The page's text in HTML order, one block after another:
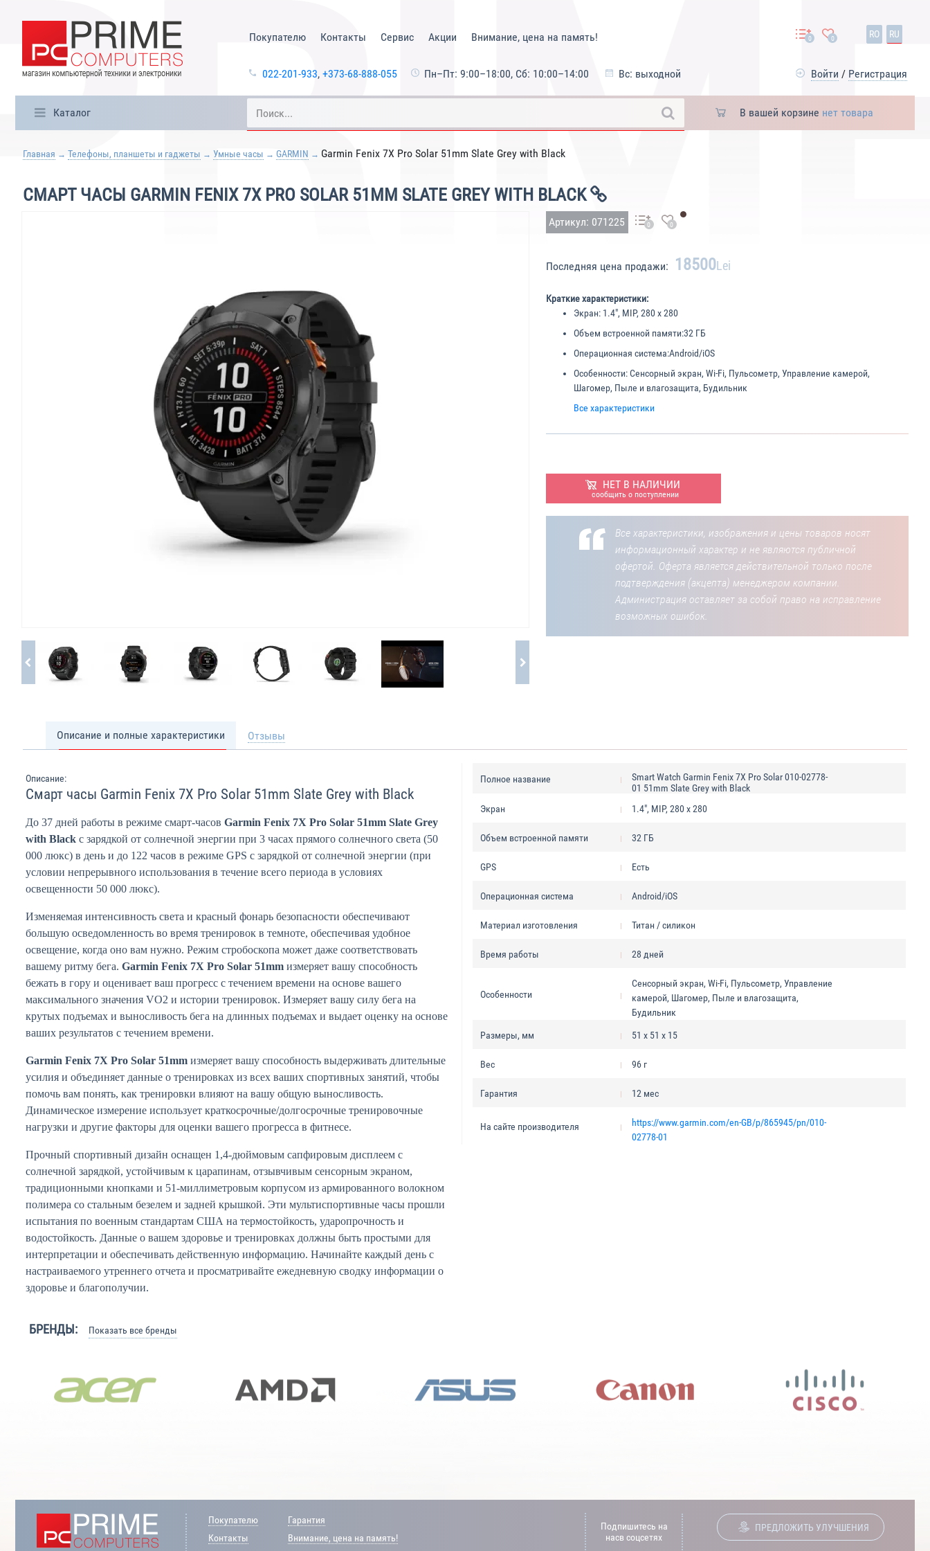
Покупателю Контакты Сервис Акции Внимание, цена на память!
022-201-933, +373-68-888-055 Пн–Пт: 9:00–18:00, Сб: 10:00–14:00 Вс: выходной
0 0 RO RU
Войти / Регистрация
Каталог В вашей корзине нет товара
Главная Телефоны, планшеты и гаджеты Умные часы GARMIN Garmin Fenix 7X Pro Solar 51mm Slate Grey with Black
СМАРТ ЧАСЫ GARMIN FENIX 7X PRO SOLAR 51MM SLATE GREY WITH BLACK
Артикул: 071225 0 0
Последняя цена продажи: 18500Lei
Краткие характеристики:
Экран:1.4", MIP, 280 x 280
Объем встроенной памяти:32 ГБ
Операционная система:Android/iOS
Особенности:Сенсорный экран, Wi-Fi, Пульсометр, Управление камерой,
Шагомер, Пыле и влагозащита, Будильник
Все характеристики
НЕТ В НАЛИЧИИ
сообщить о поступлении
Все характеристики, изображения и цены товаров носят
информационный характер и не являются публичной
офертой. Оферта является действительной только после
подтверждения (акцепта) менеджером компании.
Администрация оставляет за собой право на исправление
возможных ошибок.
Описание и полные характеристики Отзывы
Описание:
Смарт часы Garmin Fenix 7X Pro Solar 51mm Slate Grey with Black
До 37 дней работы в режиме смарт-часов Garmin Fenix 7X Pro Solar 51mm Slate Grey
with Black с зарядкой от солнечной энергии при 3 часах прямого солнечного света (50
000 люкс) в день и до 122 часов в режиме GPS с зарядкой от солнечной энергии (при
условии непрерывного использования в течение всего периода в условиях
освещенности 50 000 люкс).
Изменяемая интенсивность света и красный фонарь безопасности обеспечивают
большую осведомленность во время тренировок в темноте, обеспечивая удобное
освещение, когда оно вам нужно. Режим стробоскопа может даже соответствовать
вашему ритму бега. Garmin Fenix 7X Pro Solar 51mm измеряет вашу способность
бежать в гору и оценивает ваш прогресс с течением времени на основе вашего
максимального значения VO2 и истории тренировок. Измеряет вашу силу бега на
крутых подъемах и выносливость бега на длинных подъемах и выдает оценку на основе
ваших результатов с течением времени.
Garmin Fenix 7X Pro Solar 51mm измеряет вашу способность выдерживать длительные
усилия и объединяет данные о тренировках из всех ваших спортивных занятий, чтобы
помочь вам понять, как тренировки влияют на вашу общую выносливость.
Динамическое измерение использует краткосрочные/долгосрочные тренировочные
нагрузки и другие факторы для оценки вашего прогресса в фитнесе.
Прочный спортивный дизайн оснащен 1,4-дюймовым сапфировым дисплеем с
солнечной зарядкой, устойчивым к царапинам, отзывчивым сенсорным экраном,
традиционными кнопками и 51-миллиметровым корпусом из армированного волокном
полимера со стальным безелем и задней крышкой. Эти мультиспортивные часы прошли
испытания по военным стандартам США на термостойкость, ударопрочность и
водостойкость. Данные о вашем здоровье и тренировках должны быть простыми для
интерпретации и обеспечивать действенную информацию. Начинайте каждый день с
настраиваемого утреннего отчета и просматривайте ежедневную сводку информации о
здоровье и благополучии.
Полное название
Smart Watch Garmin Fenix 7X Pro Solar 010-02778-
01 51mm Slate Grey with Black
Экран
1.4", MIP, 280 x 280
Объем встроенной памяти 32 ГБ
GPS Есть
Операционная система Android/iOS
Материал изготовления Титан / силикон
Время работы 28 дней
Особенности
Сенсорный экран, Wi-Fi, Пульсометр, Управление
камерой, Шагомер, Пыле и влагозащита,
Будильник
Размеры, мм 51 х 51 х 15
Вес 96 г
Гарантия 12 мес
На сайте производителя
https://www.garmin.com/en-GB/p/865945/pn/010-
02778-01
БРЕНДЫ: Показать все бренды
Покупателю
Контакты
Гарантия
Внимание, цена на память!
Подпишитесь на
насв соцсетях
ПРЕДЛОЖИТЬ УЛУЧШЕНИЯ